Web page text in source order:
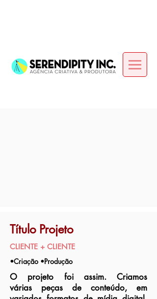
Título Projeto
CLIENTE + CLIENTE
•Criação •Produção
O projeto foi assim. Criamos
várias peças de conteúdo, em